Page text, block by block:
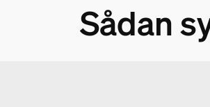
Sådan